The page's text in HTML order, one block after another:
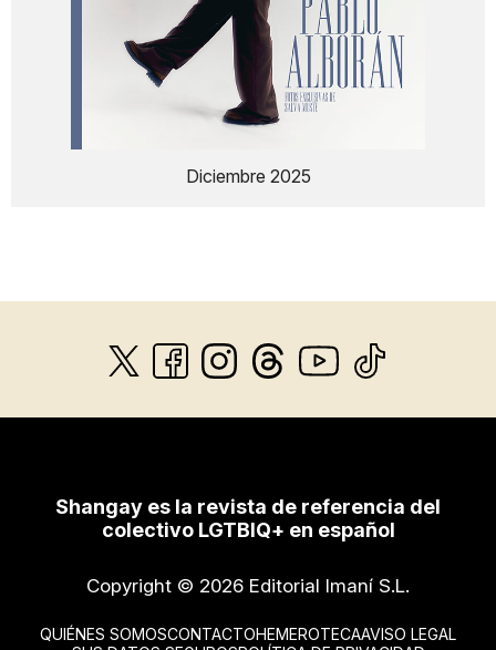
Diciembre 2025
Shangay es la revista de referencia del
colectivo LGTBIQ+ en español
Copyright © 2026 Editorial Imaní S.L.
QUIÉNES SOMOSCONTACTOHEMEROTECAAVISO LEGAL